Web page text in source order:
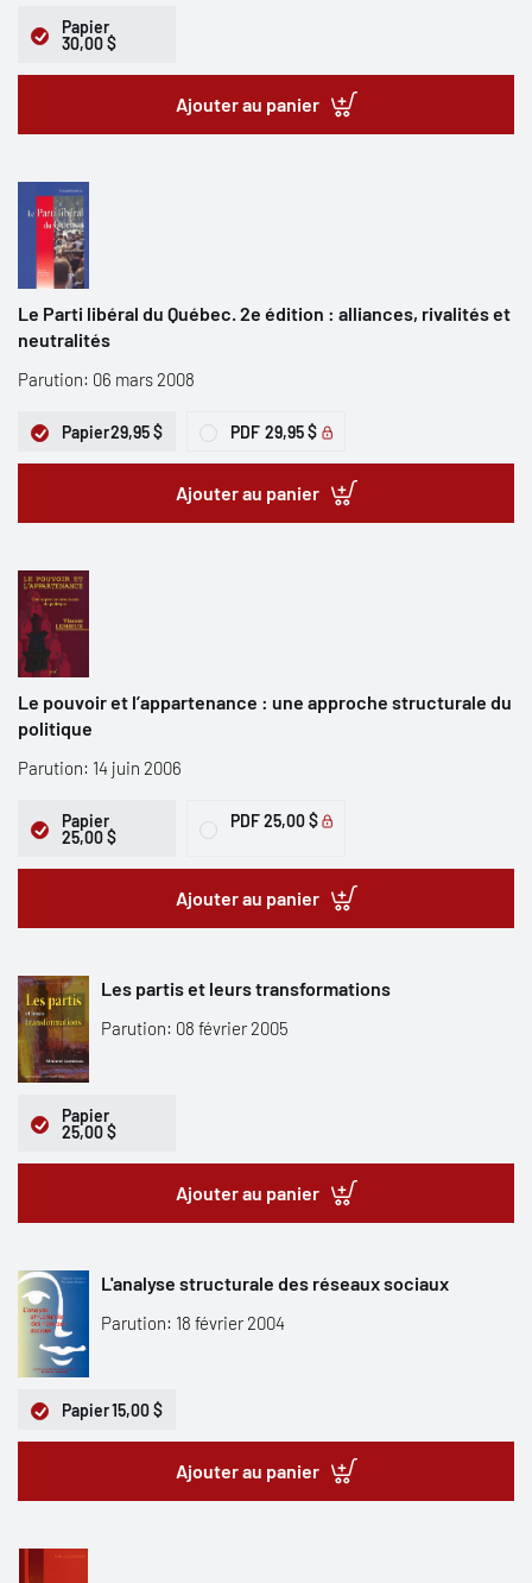
Papier
30,00 $
Ajouter au panier
Le Parti libéral du Québec. 2e édition : alliances, rivalités et
neutralités
Parution: 06 mars 2008
Papier29,95 $ PDF 29,95 $
Ajouter au panier
Le pouvoir et l’appartenance : une approche structurale du
politique
Parution: 14 juin 2006
Papier
25,00 $
PDF25,00 $
Ajouter au panier
Les partis et leurs transformations
Parution: 08 février 2005
Papier
25,00 $
Ajouter au panier
L'analyse structurale des réseaux sociaux
Parution: 18 février 2004
Papier15,00 $
Ajouter au panier